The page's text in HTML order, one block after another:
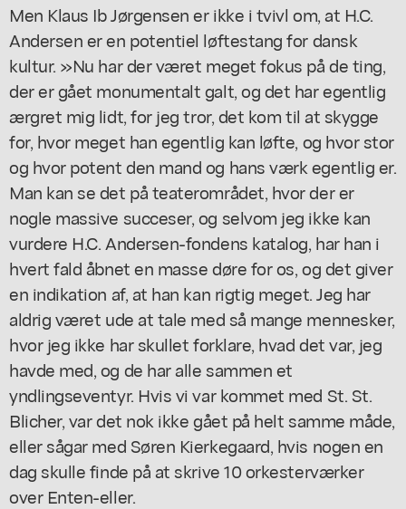
Men Klaus Ib Jørgensen er ikke i tvivl om, at H.C.
Andersen er en potentiel løftestang for dansk
kultur. »Nu har der været meget fokus på de ting,
der er gået monumentalt galt, og det har egentlig
ærgret mig lidt, for jeg tror, det kom til at skygge
for, hvor meget han egentlig kan løfte, og hvor stor
og hvor potent den mand og hans værk egentlig er.
Man kan se det på teaterområdet, hvor der er
nogle massive succeser, og selvom jeg ikke kan
vurdere H.C. Andersen-fondens katalog, har han i
hvert fald åbnet en masse døre for os, og det giver
en indikation af, at han kan rigtig meget. Jeg har
aldrig været ude at tale med så mange mennesker,
hvor jeg ikke har skullet forklare, hvad det var, jeg
havde med, og de har alle sammen et
yndlingseventyr. Hvis vi var kommet med St. St.
Blicher, var det nok ikke gået på helt samme måde,
eller sågar med Søren Kierkegaard, hvis nogen en
dag skulle finde på at skrive 10 orkesterværker
over Enten-eller.